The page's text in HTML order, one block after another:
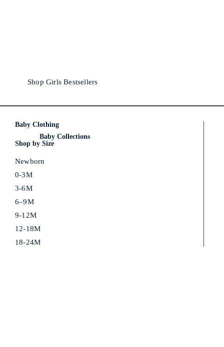
Shop Girls Bestsellers
Baby Clothing
Baby Collections
Shop by Size
Newborn
0-3M
3-6M
6–9M
9-12M
12-18M
18-24M